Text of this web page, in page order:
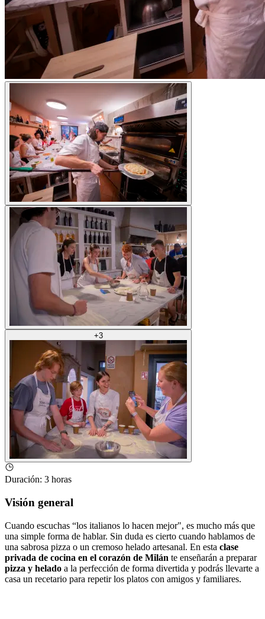
+3
Duración: 3 horas
Visión general
Cuando escuchas “los italianos lo hacen mejor", es mucho más que
una simple forma de hablar. Sin duda es cierto cuando hablamos de
una sabrosa pizza o un cremoso helado artesanal. En esta clase
privada de cocina en el corazón de Milán te enseñarán a preparar
pizza y helado a la perfección de forma divertida y podrás llevarte a
casa un recetario para repetir los platos con amigos y familiares.